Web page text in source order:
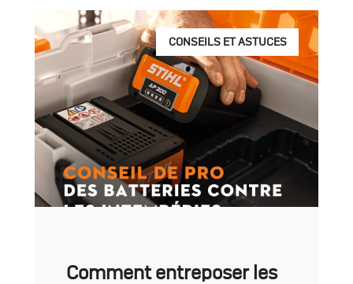
CONSEILS ET ASTUCES
Comment entreposer les